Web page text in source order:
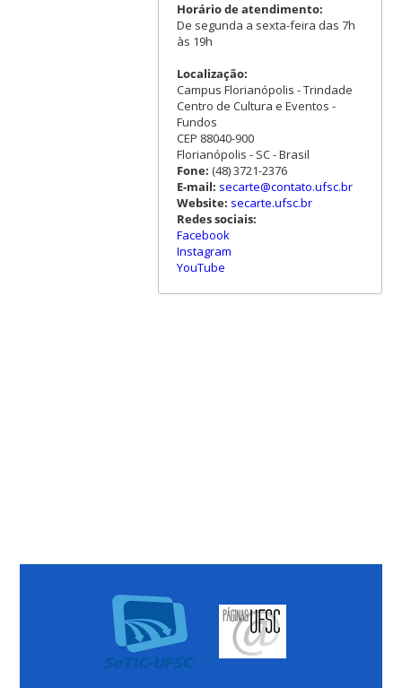
Horário de atendimento:
De segunda a sexta-feira das 7h
às 19h
Localização:
Campus Florianópolis - Trindade
Centro de Cultura e Eventos -
Fundos
CEP 88040-900
Florianópolis - SC - Brasil
Fone: (48) 3721-2376
E-mail: secarte@contato.ufsc.br
Website: secarte.ufsc.br
Redes sociais:
Facebook
Instagram
YouTube